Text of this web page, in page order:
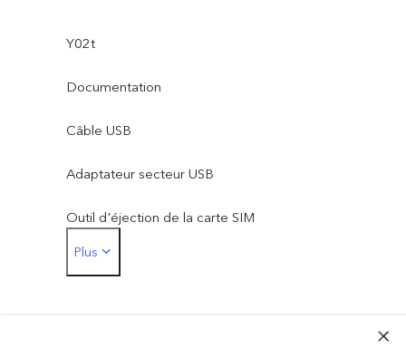
Y02t
Documentation
Câble USB
Adaptateur secteur USB
Outil d'éjection de la carte SIM
Film protecteur (appliqué)
Plus